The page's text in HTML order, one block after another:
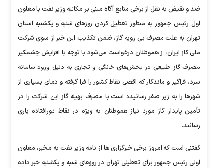
ضد و نقیض به نقل از برخی منابع آگاه مبنی بر مکاتبه وزیر نفت با معاون
اول رئیس جمهور به منظور تعطیل کردن روز‌های شنبه و یکشنبه استان
تهران به علت مصرف بی رویه گاز، ضمن تکذیب این خبر از سوی شرکت
ملی گاز ایران، از هموطنان درخواست می‌شود با توجه با افزایش چشمگیر
مصرف گاز طبیعی در بخش‌های خانگی و تجاری به دلیل ورود سامانه
سرد، فراگیر و ماندگار که اقصی نقاط کشور را فرا گرفته و دمای بسیاری از
شهر‌ها را به زیر صفر رسانیده است با مصرف بهینه گاز این شرکت را در
تأمین پایدار گاز مورد نیاز هموطنان به ویژه در نقاط دورافتاده یاری
رسانند.
گفتنی است که امروز برخی خبرگزاری ها از نامه وزیر نفت به مخبر، معاون
اولی رئیس جمهور برای تعطیلی تهران در روزهای شنبه و یکشنبه خبر داده